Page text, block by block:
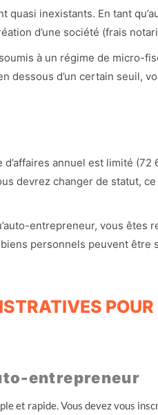
quasi inexistants. En tant
d’une société (frais
à un régime de micro-
dessous d’un certain seuil,
d’affaires annuel est limité
devrez changer de statut,
entrepreneur, vous êtes
personnels peuvent être
POUR
entrepreneur
et rapide. Vous devez vous